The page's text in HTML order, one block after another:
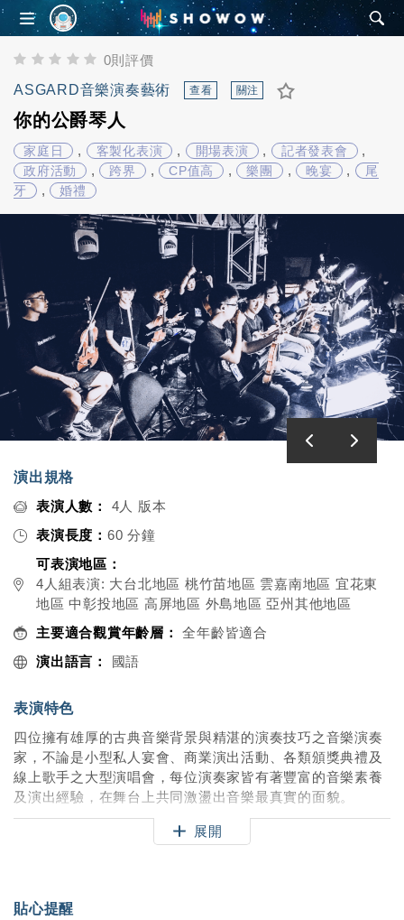
0則評價
ASGARD音樂演奏藝術
查看 關注
你的公爵琴人
家庭日 , 客製化表演 , 開場表演 , 記者發表會 ,
政府活動 , 跨界 , CP值高 , 樂團 , 晚宴 ,
尾
牙
, 婚禮
演出規格
表演人數：
4人 版本
表演長度： 60 分鐘
可表演地區：
4人組表演: 大台北地區 桃竹苗地區 雲嘉南地區 宜花東
地區 中彰投地區 高屏地區 外島地區 亞州其他地區
主要適合觀賞年齡層：
全年齡皆適合
演出語言：
國語
表演特色
四位擁有雄厚的古典音樂背景與精湛的演奏技巧之音樂演奏
家，不論是小型私人宴會、商業演出活動、各類頒獎典禮及
線上歌手之大型演唱會，每位演奏家皆有著豐富的音樂素養
及演出經驗，在舞台上共同激盪出音樂最真實的面貌。
展開
貼心提醒